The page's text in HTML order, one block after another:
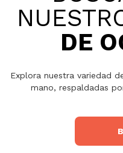
DE
Explora nuestra variedad
mano, respaldadas